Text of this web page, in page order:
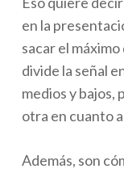
en la
sacar el
divide la señal
medios y bajos,
otra en cuanto
Además, son